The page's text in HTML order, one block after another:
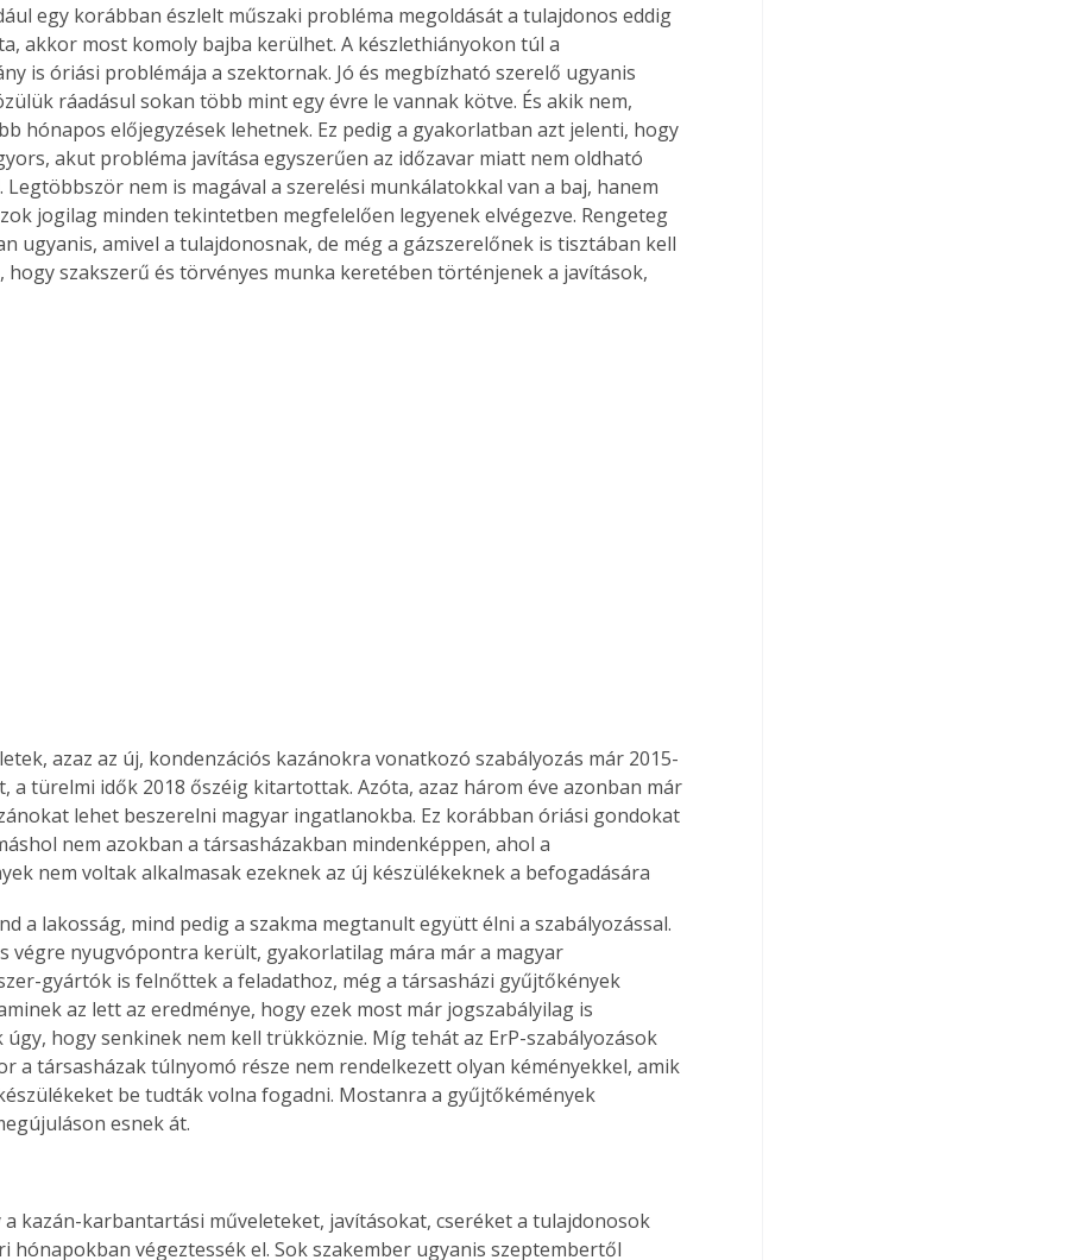
egy korábban észlelt műszaki probléma megoldását a tulajdonos eddig
akkor most komoly bajba kerülhet. A készlethiányokon túl a
is óriási problémája a szektornak. Jó és megbízható szerelő ugyanis
ráadásul sokan több mint egy évre le vannak kötve. És akik nem,
hónapos előjegyzések lehetnek. Ez pedig a gyakorlatban azt jelenti, hogy
akut probléma javítása egyszerűen az időzavar miatt nem oldható
Legtöbbször nem is magával a szerelési munkálatokkal van a baj, hanem
jogilag minden tekintetben megfelelően legyenek elvégezve. Rengeteg
ugyanis, amivel a tulajdonosnak, de még a gázszerelőnek is tisztában kell
hogy szakszerű és törvényes munka keretében történjenek a javítások,
azaz az új, kondenzációs kazánokra vonatkozó szabályozás már 2015-
a türelmi idők 2018 őszéig kitartottak. Azóta, azaz három éve azonban már
lehet beszerelni magyar ingatlanokba. Ez korábban óriási gondokat
nem azokban a társasházakban mindenképpen, ahol a
nem voltak alkalmasak ezeknek az új készülékeknek a befogadására
a lakosság, mind pedig a szakma megtanult együtt élni a szabályozással.
végre nyugvópontra került, gyakorlatilag mára már a magyar
gyártók is felnőttek a feladathoz, még a társasházi gyűjtőkények
az lett az eredménye, hogy ezek most már jogszabályilag is
hogy senkinek nem kell trükköznie. Míg tehát az ErP-szabályozások
a társasházak túlnyomó része nem rendelkezett olyan kéményekkel, amik
be tudták volna fogadni. Mostanra a gyűjtőkémények
esnek át.
a kazán-karbantartási műveleteket, javításokat, cseréket a tulajdonosok
hónapokban végeztessék el. Sok szakember ugyanis szeptembertől